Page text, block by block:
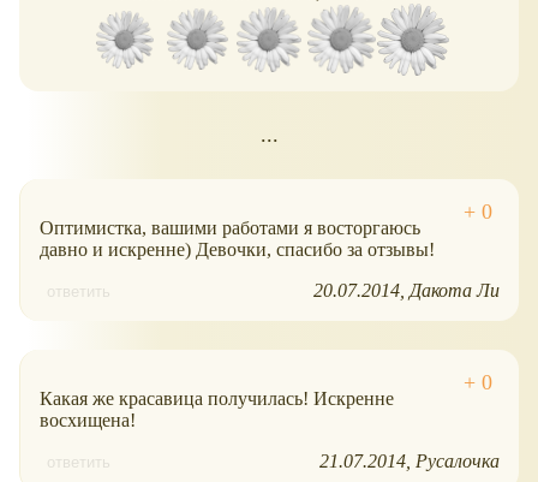
...
Оптимистка, вашими работами я восторгаюсь
давно и искренне) Девочки, спасибо за отзывы!
ответить 20.07.2014 Дакота Ли
Какая же красавица получилась! Искренне
восхищена!
ответить 21.07.2014 Русалочка